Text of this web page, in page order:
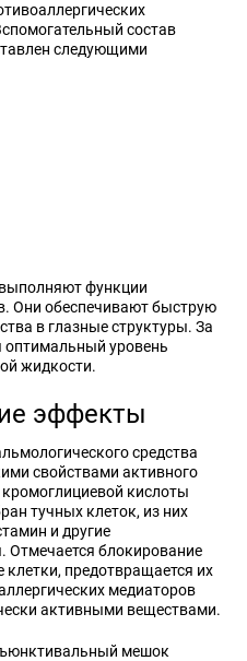
состав
следующими
функции
Они обеспечивают быструю
в глазные структуры. За
оптимальный уровень
жидкости.
эффекты
средства
свойствами активного
кислоты
тучных клеток, из них
и другие
Отмечается блокирование
предотвращается их
медиаторов
активными веществами.
мешок